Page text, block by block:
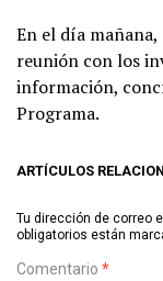
En el día mañana,
reunión con los
información,
Programa.
ARTÍCULOS
Tu dirección de correo
obligatorios están
Comentario *